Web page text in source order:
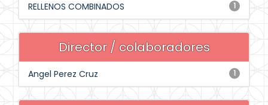
1
RELLENOS COMBINADOS
Director / colaboradores
1
Angel Perez Cruz